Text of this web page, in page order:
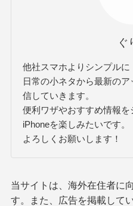
ぐ
他社スマホよりシンプルに
日常の小ネタから最新の
信していきます。
便利ワザやおすすめ情報を
iPhoneを楽しみたいです。
よろしくお願いします！
当サイトは、海外在住者に
す。また、広告を掲載して